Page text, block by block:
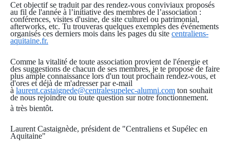
Cet objectif se traduit par des rendez-vous conviviaux proposés
au fil de l'année à l’initiative des membres de l’association :
conférences, visites d'usine, de site culturel ou patrimonial,
afterworks, etc. Tu trouveras quelques exemples des événements
organisés ces derniers mois dans les pages du site centraliens-
aquitaine.fr.
Comme la vitalité de toute association provient de l'énergie et
des suggestions de chacun de ses membres, je te propose de faire
plus ample connaissance lors d'un tout prochain rendez-vous, et
d'ores et déjà de m'adresser par e-mail
à laurent.castaignede@centralesupelec-alumni.com ton souhait
de nous rejoindre ou toute question sur notre fonctionnement.
à très bientôt.
Laurent Castaignède, président de "Centraliens et Supélec en
Aquitaine"